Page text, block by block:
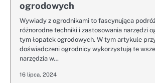
ogrodowych
Wywiady z ogrodnikami to fascynująca
różnorodne techniki i zastosowania narzędzi
tym łopatek ogrodowych. W tym artykule
doświadczeni ogrodnicy wykorzystują te
narzędzia w…
16 lipca, 2024